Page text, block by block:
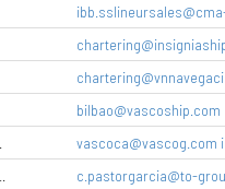
bilbao@vascoship.com
vascoca@vascog.com
c.pastorgarcia@to-